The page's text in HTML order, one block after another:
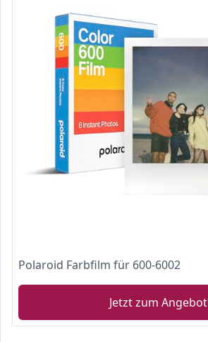
Polaroid Farbfilm für 600-6002
Jetzt zum Angebot